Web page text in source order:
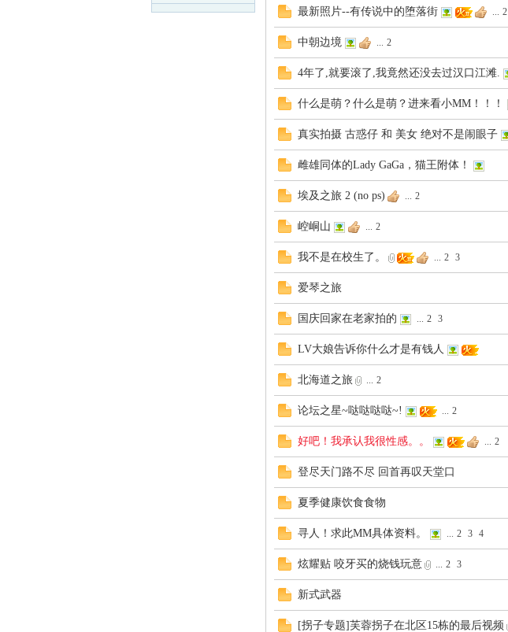
务管理】
最新照片--有传说中的堕落街 ... 2
中朝边境 ... 2
4年了,就要滚了,我竟然还没去过汉口江滩.
什么是萌？什么是萌？进来看小MM！！！
真实拍摄 古惑仔 和 美女 绝对不是闹眼子
雌雄同体的Lady GaGa，猫王附体！
埃及之旅 2 (no ps) ... 2
崆峒山 ... 2
我不是在校生了。 ... 2 3
爱琴之旅
国庆回家在老家拍的 ... 2 3
LV大娘告诉你什么才是有钱人
北海道之旅 ... 2
论坛之星~哒哒哒哒~! ... 2
好吧！我承认我很性感。。 ... 2
登尽天门路不尽 回首再叹天堂口
夏季健康饮食食物
寻人！求此MM具体资料。 ... 2 3 4
炫耀贴 咬牙买的烧钱玩意 ... 2 3
新式武器
[拐子专题]芙蓉拐子在北区15栋的最后视频